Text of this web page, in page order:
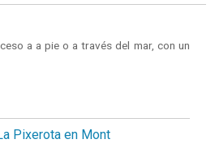
a a pie o a través del mar, con un
Pixerota en Mont